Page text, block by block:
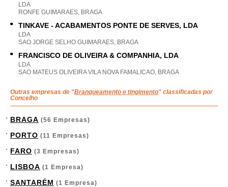
LDA
RONFE GUIMARAES, BRAGA
TINKAVE - ACABAMENTOS PONTE DE SERVES, LDA
LDA
SAO JORGE SELHO GUIMARAES, BRAGA
FRANCISCO DE OLIVEIRA & COMPANHIA, LDA
LDA
SAO MATEUS OLIVEIRA VILA NOVA FAMALICAO, BRAGA
Outras empresas de "Branqueamento e tingimento" classificadas por
Concelho
BRAGA (56 Empresas)
PORTO (11 Empresas)
FARO (3 Empresas)
LISBOA (1 Empresa)
SANTARÉM (1 Empresa)